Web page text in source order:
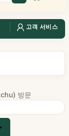
고객 서비스
방문